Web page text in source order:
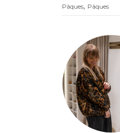
Pâques, Pâques